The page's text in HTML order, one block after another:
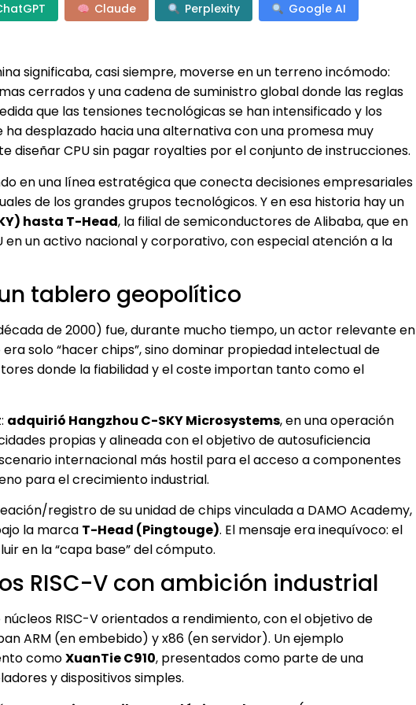
Claude Perplexity Google AI
significaba, casi siempre, moverse en un terreno incómodo:
cerrados y una cadena de suministro global donde las reglas
que las tensiones tecnológicas se han intensificado y los
desplazado hacia una alternativa con una promesa muy
diseñar CPU sin pagar royalties por el conjunto de instrucciones.
en una línea estratégica que conecta decisiones empresariales
de los grandes grupos tecnológicos. Y en esa historia hay un
hasta T-Head, la filial de semiconductores de Alibaba, que en
un activo nacional y corporativo, con especial atención a la
tablero geopolítico
de 2000) fue, durante mucho tiempo, un actor relevante en
solo “hacer chips”, sino dominar propiedad intelectual de
donde la fiabilidad y el coste importan tanto como el
adquirió Hangzhou C-SKY Microsystems, en una operación
propias y alineada con el objetivo de autosuficiencia
internacional más hostil para el acceso a componentes
para el crecimiento industrial.
registro de su unidad de chips vinculada a DAMO Academy,
la marca T-Head (Pingtouge). El mensaje era inequívoco: el
en la “capa base” del cómputo.
RISC-V con ambición industrial
RISC-V orientados a rendimiento, con el objetivo de
ARM (en embebido) y x86 (en servidor). Un ejemplo
comoXuanTie C910, presentados como parte de una
y dispositivos simples.